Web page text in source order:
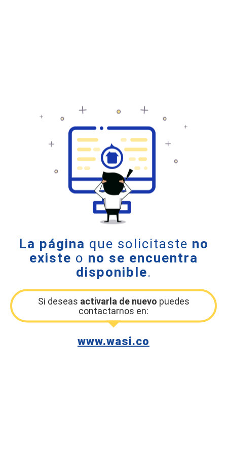
La página que solicitaste no
existe o no se encuentra
disponible.
Si deseas activarla de nuevo puedes
contactarnos en:
www.wasi.co